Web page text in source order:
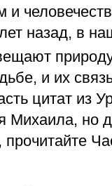
назад, в
и их
цитат из
Михаила, но